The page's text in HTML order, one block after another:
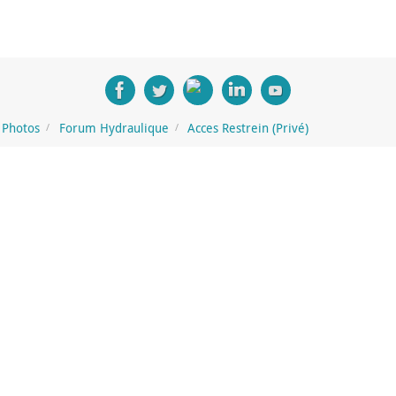
Photos Forum Hydraulique Acces Restrein (Privé)